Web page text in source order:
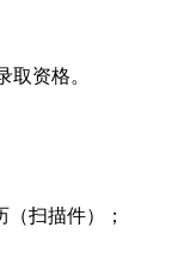
资格。
（扫描件）；